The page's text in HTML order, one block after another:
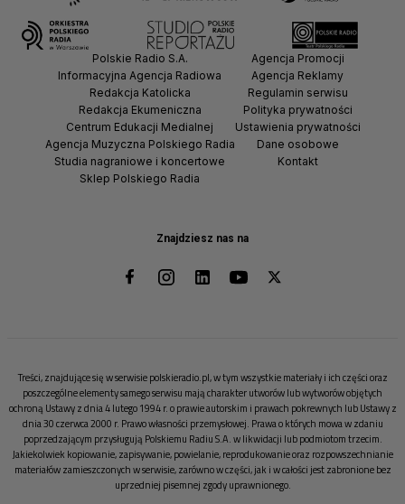
Znajdziesz nas na
Polskie Radio S.A.
Informacyjna Agencja Radiowa
Redakcja Katolicka
Redakcja Ekumeniczna
Centrum Edukacji Medialnej
Agencja Muzyczna Polskiego Radia
Studia nagraniowe i koncertowe
Sklep Polskiego Radia
Agencja Promocji
Agencja Reklamy
Regulamin serwisu
Polityka prywatności
Ustawienia prywatności
Dane osobowe
Kontakt
Treści, znajdujące się w serwisie polskieradio.pl, w tym wszystkie materiały i ich części oraz
poszczególne elementy samego serwisu mają charakter utworów lub wytworów objętych
ochroną Ustawy z dnia 4 lutego 1994 r. o prawie autorskim i prawach pokrewnych lub Ustawy z
dnia 30 czerwca 2000 r. Prawo własności przemysłowej. Prawa o których mowa w zdaniu
poprzedzającym przysługują Polskiemu Radiu S.A. w likwidacji lub podmiotom trzecim.
Jakiekolwiek kopiowanie, zapisywanie, powielanie, reprodukowanie oraz rozpowszechnianie
materiałów zamieszczonych w serwisie, zarówno w części, jak i w całości jest zabronione bez
uprzedniej pisemnej zgody uprawnionego.